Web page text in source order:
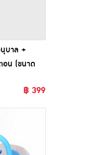
บาล +
น (ขนาด
฿ 399